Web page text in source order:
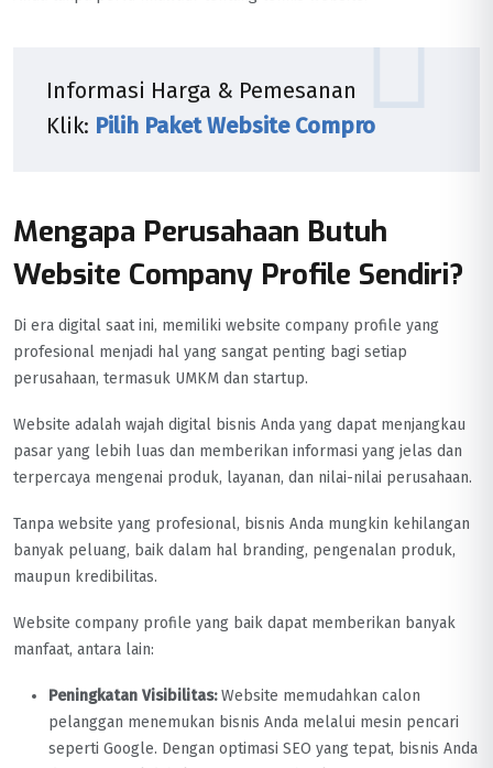
Informasi Harga & Pemesanan
Klik: Pilih PaketWebsiteCompro
Mengapa Perusahaan Butuh
Website Company Profile Sendiri?
Di era digital saat ini, memiliki website company profile yang
profesional menjadi hal yang sangat penting bagi setiap
perusahaan, termasuk UMKM dan startup.
Website adalah wajah digital bisnis Anda yang dapat menjangkau
pasar yang lebih luas dan memberikan informasi yang jelas dan
terpercaya mengenai produk, layanan, dan nilai-nilai perusahaan.
Tanpa website yang profesional, bisnis Anda mungkin kehilangan
banyak peluang, baik dalam hal branding, pengenalan produk,
maupun kredibilitas.
Website company profile yang baik dapat memberikan banyak
manfaat, antara lain:
Peningkatan Visibilitas:Website memudahkan calon
pelanggan menemukan bisnis Anda melalui mesin pencari
seperti Google. Dengan optimasi SEO yang tepat, bisnis Anda